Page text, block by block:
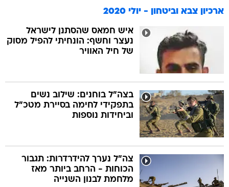
ארכיון צבא וביטחון - יולי 2020
איש חמאס שהסתנן לישראל
נעצר וחשף: הונחיתי להפיל מסוק
של חיל האוויר
בצה"ל בוחנים: שילוב נשים
בתפקידי לחימה בסיירת מטכ"ל
וביחידות נוספות
צה"ל נערך להידרדרות: תגבור
הכוחות - הרחב ביותר מאז
מלחמת לבנון השנייה